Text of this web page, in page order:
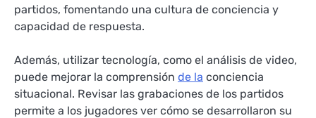
partidos, fomentando una cultura de conciencia y
capacidad de respuesta.
Además, utilizar tecnología, como el análisis de video,
puede mejorar la comprensión de la conciencia
situacional. Revisar las grabaciones de los partidos
permite a los jugadores ver cómo se desarrollaron su